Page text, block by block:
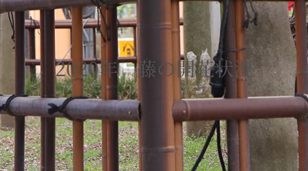
2020年 藤の開花状況